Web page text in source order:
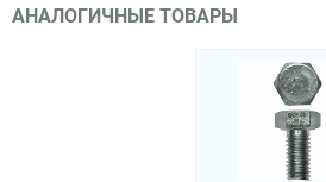
АНАЛОГИЧНЫЕ ТОВАРЫ